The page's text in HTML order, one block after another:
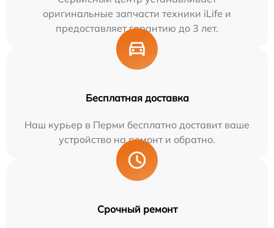
оригинальные запчасти техники iLife и
предоставляет гарантию до 3 лет.
Бесплатная доставка
Наш курьер в Перми бесплатно доставит ваше
устройство на ремонт и обратно.
Срочный ремонт